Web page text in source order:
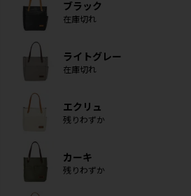
ブラック
在庫切れ
ライトグレー
在庫切れ
エクリュ
残りわずか
カーキ
残りわずか